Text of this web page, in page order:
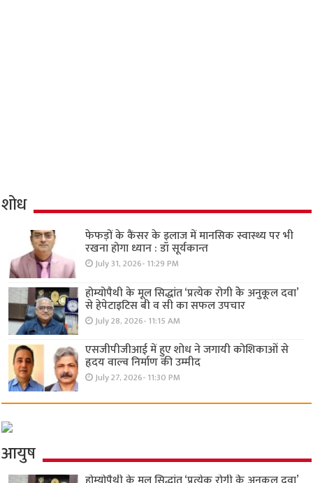
शोध
फेफड़ों के कैंसर के इलाज में मानसिक स्वास्थ्य पर भी
रखना होगा ध्यान : डॉ सूर्यकान्त
July 31, 2026- 11:29 PM
होम्योपैथी के मूल सिद्धांत ‘प्रत्येक रोगी केे अनुकूल दवा’
से हेपेटाइटिस बी व सी का सफल उपचार
July 28, 2026- 11:15 AM
एसजीपीजीआई में हुए शोध ने जगायी कोशिकाओं से
हृदय वाल्व निर्माण की उम्मीद
July 27, 2026- 11:30 PM
आयुष